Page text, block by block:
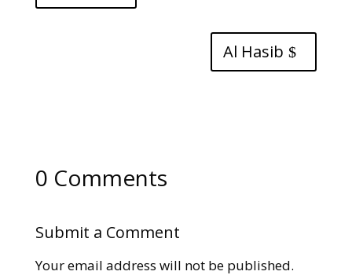
Al Hasib
0 Comments
Submit a Comment
Your email address will not be published.